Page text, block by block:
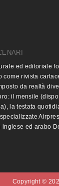
ed editoriale
come rivista
da realtà
il mensile
la testata
ed arabo
Copyright ©